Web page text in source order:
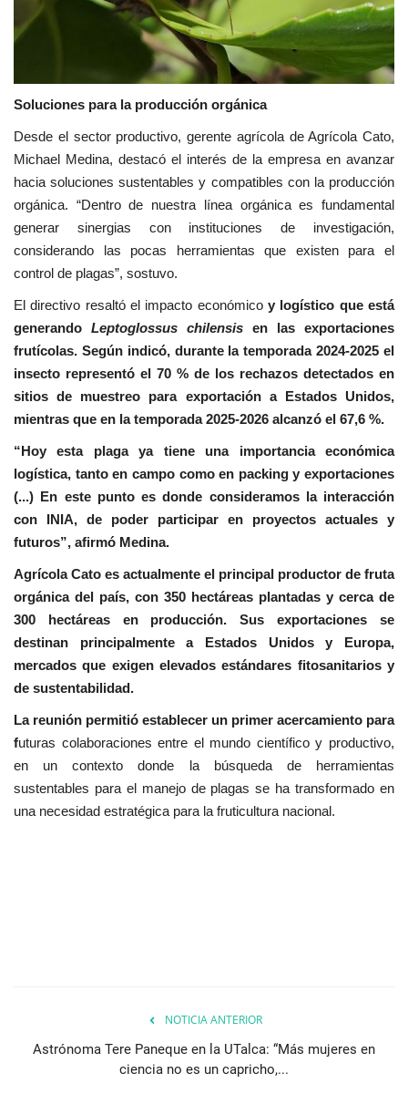
Soluciones para la producción orgánica
Desde el sector productivo, gerente agrícola de Agrícola Cato,
Michael Medina, destacó el interés de la empresa en avanzar
hacia soluciones sustentables y compatibles con la producción
orgánica. “Dentro de nuestra línea orgánica es fundamental
generar sinergias con instituciones de investigación,
considerando las pocas herramientas que existen para el
control de plagas”, sostuvo.
El directivo resaltó el impacto económico y logístico que está
generando Leptoglossus chilensis en las exportaciones
frutícolas. Según indicó, durante la temporada 2024-2025 el
insecto representó el 70 % de los rechazos detectados en
sitios de muestreo para exportación a Estados Unidos,
mientras que en la temporada 2025-2026 alcanzó el 67,6 %.
“Hoy esta plaga ya tiene una importancia económica
logística, tanto en campo como en packing y exportaciones
(...) En este punto es donde consideramos la interacción
con INIA, de poder participar en proyectos actuales y
futuros”, afirmó Medina.
Agrícola Cato es actualmente el principal productor de fruta
orgánica del país, con 350 hectáreas plantadas y cerca de
300 hectáreas en producción. Sus exportaciones se
destinan principalmente a Estados Unidos y Europa,
mercados que exigen elevados estándares fitosanitarios y
de sustentabilidad.
La reunión permitió establecer un primer acercamiento para
futuras colaboraciones entre el mundo científico y productivo,
en un contexto donde la búsqueda de herramientas
sustentables para el manejo de plagas se ha transformado en
una necesidad estratégica para la fruticultura nacional.
NOTICIA ANTERIOR
Astrónoma Tere Paneque en la UTalca: “Más mujeres en
ciencia no es un capricho,...